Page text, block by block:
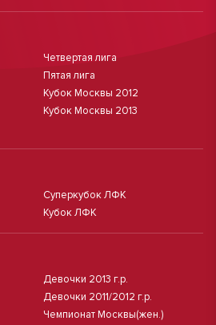
Четвертая лига
Пятая лига
Кубок Москвы 2012
Кубок Москвы 2013
Суперкубок ЛФК
Кубок ЛФК
Девочки 2013 г.р.
Девочки 2011/2012 г.р.
Чемпионат Москвы(жен.)